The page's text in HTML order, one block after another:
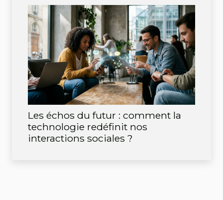
Les échos du futur : comment la
technologie redéfinit nos
interactions sociales ?